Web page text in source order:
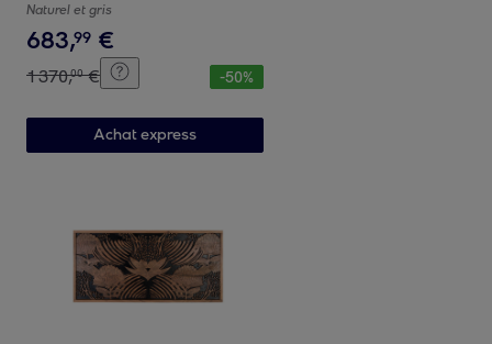
industriel moderne
Naturel et gris
683,99 €
1370,00 € -50%
Achat express